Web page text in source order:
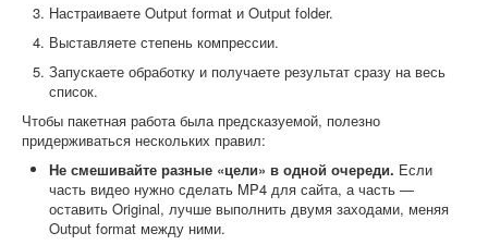
Настраиваете Output format и Output folder.
Выставляете степень компрессии.
Запускаете обработку и получаете результат сразу на весь
список.
Чтобы пакетная работа была предсказуемой, полезно
придерживаться нескольких правил:
Не смешивайте разные «цели» в одной очереди. Если
часть видео нужно сделать MP4 для сайта, а часть —
оставить Original, лучше выполнить двумя заходами, меняя
Output format между ними.